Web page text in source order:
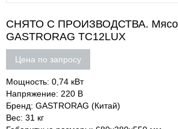
СНЯТО С ПРОИЗВОДСТВА.
GASTRORAG TC12LUX
Цена по запросу
Мощность: 0,74 кВт
Напряжение: 220 В
Бренд: GASTRORAG (Китай)
Вес: 31 кг